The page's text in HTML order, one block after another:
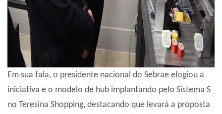
Em sua fala, o presidente nacional do Sebrae elogiou a
iniciativa e o modelo de hub implantando pelo Sistema S
no Teresina Shopping, destacando que levará a proposta